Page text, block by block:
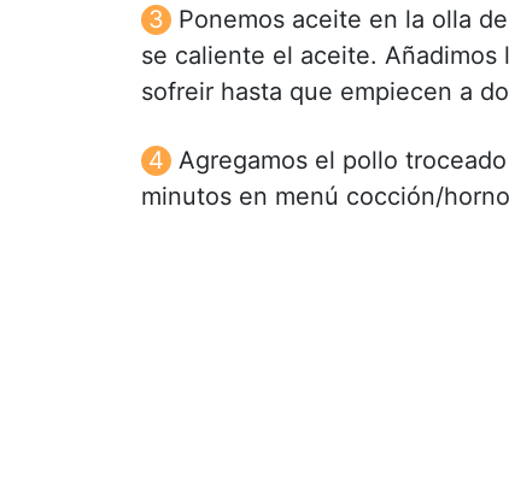
Ponemos aceite en la olla
se caliente el aceite.
sofreir hasta que empiecen a
Agregamos el pollo
minutos en menú cocción/